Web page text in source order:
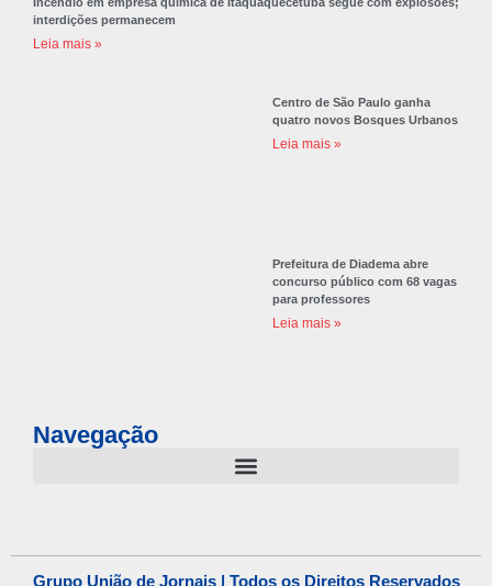
interdições permanecem
Leia mais »
Centro de São Paulo ganha
quatro novos Bosques Urbanos
Leia mais »
Prefeitura de Diadema abre
concurso público com 68 vagas
para professores
Leia mais »
Navegação
Grupo União de Jornais | Todos os Direitos Reservados